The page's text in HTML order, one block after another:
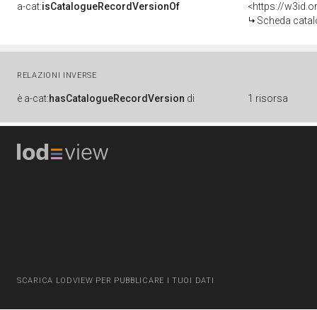
a-cat:isCatalogueRecordVersionOf
<https://
Scheda
RELAZIONI INVERSE
è a-cat:hasCatalogueRecordVersion di 1 risorsa
SCARICA LODVIEW PER PUBBLICARE I TUOI DATI